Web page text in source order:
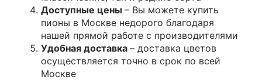
Доступные цены – Вы можете купить
пионы в Москве недорого благодаря
нашей прямой работе с производителями
Удобная доставка – доставка цветов
осуществляется точно в срок по всей
Москве